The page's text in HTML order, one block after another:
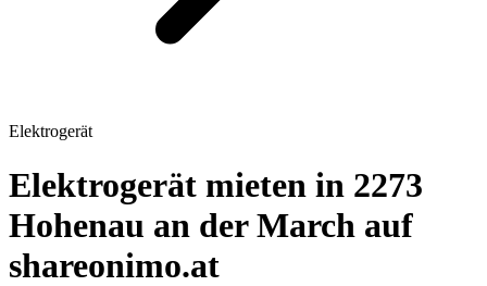
Elektrogerät
Elektrogerät mieten in 2273
Hohenau an der March auf
shareonimo.at